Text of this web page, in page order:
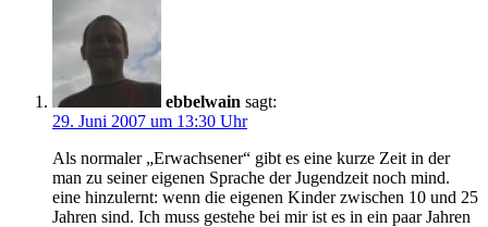
ebbelwain sagt:
29. Juni 2007 um 13:30 Uhr
Als normaler „Erwachsener“ gibt es eine kurze Zeit in der
man zu seiner eigenen Sprache der Jugendzeit noch mind.
eine hinzulernt: wenn die eigenen Kinder zwischen 10 und 25
Jahren sind. Ich muss gestehe bei mir ist es in ein paar Jahren